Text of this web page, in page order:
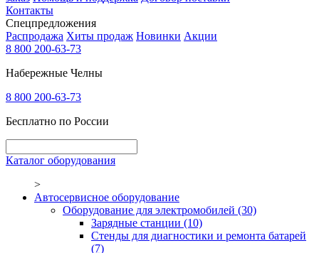
Контакты
Спецпредложения
Распродажа Хиты продаж Новинки Акции
8 800 200-63-73
Набережные Челны
8 800 200-63-73
Бесплатно по России
Каталог оборудования
>
Автосервисное оборудование
Оборудование для электромобилей (30)
Зарядные станции (10)
Стенды для диагностики и ремонта батарей
(7)